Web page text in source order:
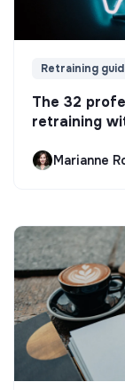
Retraining
The 32
retraining
Marianne